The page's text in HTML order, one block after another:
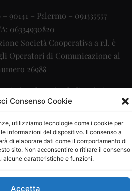
Consenso Cookie
utilizziamo tecnologie come i cookie per
informazioni del dispositivo. Il consenso a
di elaborare dati come il comportamento di
sito. Non acconsentire o ritirare il consenso
alcune caratteristiche e funzioni.
Accetta
90141 – Palermo – 091335557
06334930820
Società Cooperativa a r.l. è
Operatori di Comunicazione al
26988
srl–info@ladigitale.it